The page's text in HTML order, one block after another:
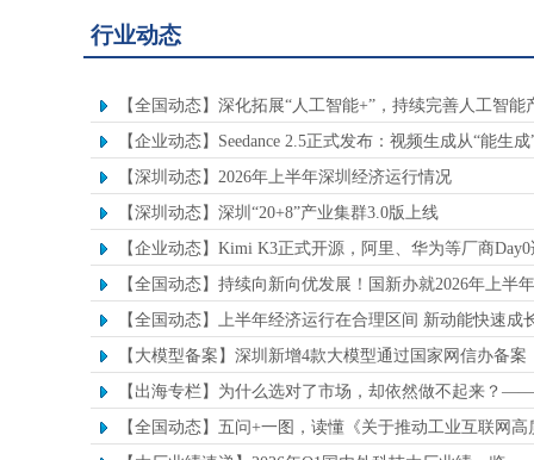
行业动态
【全国动态】深化拓展“人工智能+”，持续完善人工智能
【企业动态】Seedance 2.5正式发布：视频生成从“能生
【深圳动态】2026年上半年深圳经济运行情况
【深圳动态】深圳“20+8”产业集群3.0版上线
【企业动态】Kimi K3正式开源，阿里、华为等厂商
【全国动态】持续向新向优发展！国新办就2026年上半
【全国动态】上半年经济运行在合理区间 新动能快速成
【大模型备案】深圳新增4款大模型通过国家网信办备案
【出海专栏】为什么选对了市场，却依然做不起来？
【全国动态】五问+一图，读懂《关于推动工业互联网